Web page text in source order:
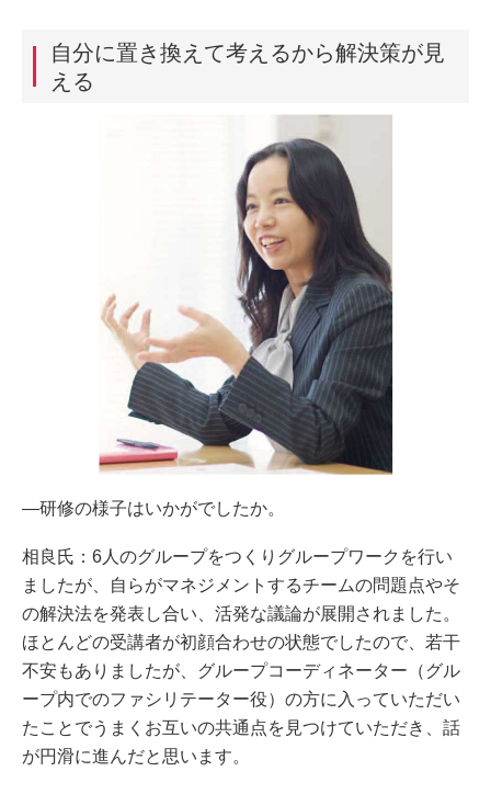
自分に置き換えて考えるから解決策が見
える
―研修の様子はいかがでしたか。
相良氏：6人のグループをつくりグループワークを行い
ましたが、自らがマネジメントするチームの問題点やそ
の解決法を発表し合い、活発な議論が展開されました。
ほとんどの受講者が初顔合わせの状態でしたので、若干
不安もありましたが、グループコーディネーター（グル
ープ内でのファシリテーター役）の方に入っていただい
たことでうまくお互いの共通点を見つけていただき、話
が円滑に進んだと思います。